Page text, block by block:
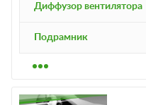
Диффузор вентилятора
Подрамник